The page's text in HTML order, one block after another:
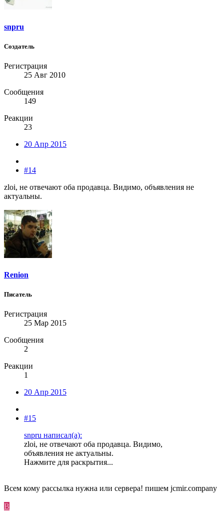
snpru
Создатель
Регистрация
25 Авг 2010
Сообщения
149
Реакции
23
20 Апр 2015
#14
zloi, не отвечают оба продавца. Видимо, объявления не
актуальны.
Renion
Писатель
Регистрация
25 Мар 2015
Сообщения
2
Реакции
1
20 Апр 2015
#15
snpru написал(а):
zloi, не отвечают оба продавца. Видимо,
объявления не актуальны.
Нажмите для раскрытия...
Всем кому рассылка нужна или сервера! пишем jcmir.company
B